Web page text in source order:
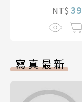
漓的夜晚(第7話)
NT$ 39
寫真最新